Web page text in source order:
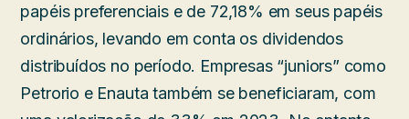
papéis preferenciais e de 72,18% em seus papéis
ordinários, levando em conta os dividendos
distribuídos no período. Empresas “juniors” como
Petrorio e Enauta também se beneficiaram, com